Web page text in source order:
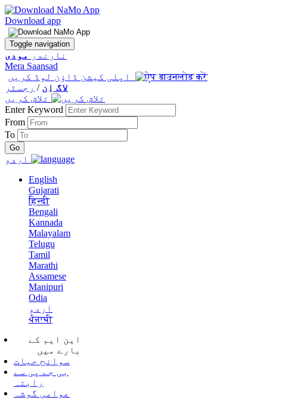
Download app
Toggle navigation
نارندر
مودی
Mera Saansad
اپلی کیشن ڈاؤن لوڈ کریں
لاگ اِن / رجسٹر
Enter Keyword
From
To
English
Gujarati
हिन्दी
Bengali
Kannada
Malayalam
Telugu
Tamil
Marathi
Assamese
Manipuri
Odia
اردو
ਪੰਜਾਬੀ
این ایم کے
بارے میں
سوانح حیات
بی جے پی سے
رابتہ
عوامی گوشہ